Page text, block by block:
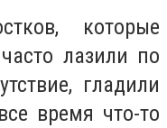
которые
лазили по
гладили
время что-то